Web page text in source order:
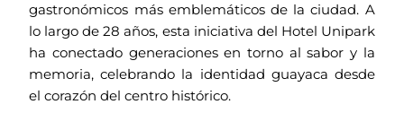
gastronómicos más emblemáticos de la ciudad. A
lo largo de 28 años, esta iniciativa del Hotel Unipark
ha conectado generaciones en torno al sabor y la
memoria, celebrando la identidad guayaca desde
el corazón del centro histórico.